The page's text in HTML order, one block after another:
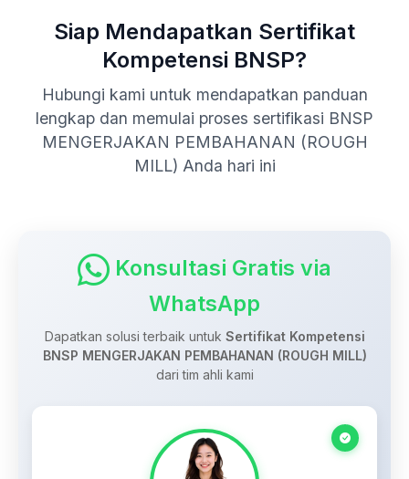
Siap Mendapatkan Sertifikat
Kompetensi BNSP?
Hubungi kami untuk mendapatkan panduan
lengkap dan memulai proses sertifikasi BNSP
MENGERJAKAN PEMBAHANAN (ROUGH
MILL) Anda hari ini
Konsultasi Gratis via
WhatsApp
Dapatkan solusi terbaik untuk Sertifikat Kompetensi
BNSP MENGERJAKAN PEMBAHANAN (ROUGH MILL)
dari tim ahli kami